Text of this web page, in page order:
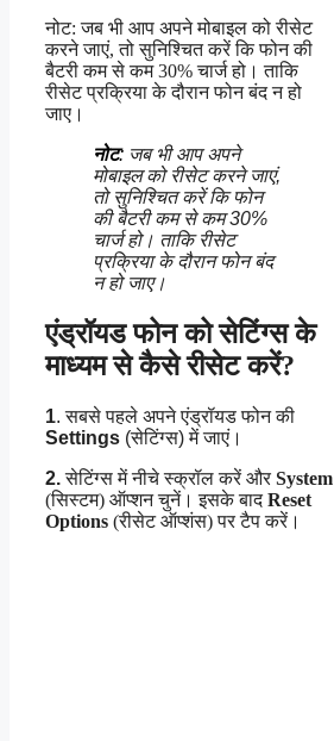
नोट: जब भी आप अपने मोबाइल को रीसेट
करने जाएं, तो सुनिश्चित करें कि फोन की
बैटरी कम से कम 30% चार्ज हो। ताकि
रीसेट प्रक्रिया के दौरान फोन बंद न हो
जाए।
नोट: जब भी आप अपने
मोबाइल को रीसेट करने जाएं,
तो सुनिश्चित करें कि फोन
की बैटरी कम से कम 30%
चार्ज हो। ताकि रीसेट
प्रक्रिया के दौरान फोन बंद
न हो जाए।
एंड्रॉयड फोन को सेटिंग्स के
माध्यम से कैसे रीसेट करें?
1. सबसे पहले अपने एंड्रॉयड फोन की
Settings (सेटिंग्स) में जाएं।
2.सेटिंग्स में नीचे स्क्रॉल करें और System
(सिस्टम) ऑप्शन चुनें। इसके बादReset
Options (रीसेट ऑप्शंस) पर टैप करें।